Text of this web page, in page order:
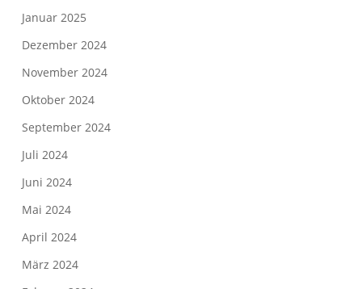
Januar 2025
Dezember 2024
November 2024
Oktober 2024
September 2024
Juli 2024
Juni 2024
Mai 2024
April 2024
März 2024